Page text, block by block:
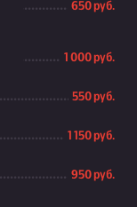
650 руб.
1 000 руб.
550 руб.
1 150 руб.
950 руб.